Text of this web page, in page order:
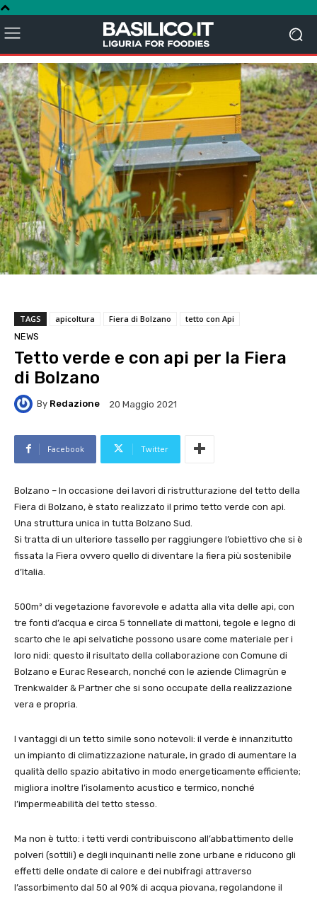
TAGS apicoltura Fiera di Bolzano
tetto con Api
NEWS
Tetto verde e con api per la Fiera
di Bolzano
By Redazione 20 Maggio 2021
Facebook Twitter
Bolzano – In occasione dei lavori di ristrutturazione del tetto della
Fiera di Bolzano, è stato realizzato il primo tetto verde con api.
Una struttura unica in tutta Bolzano Sud.
Si tratta di un ulteriore tassello per raggiungere l’obiettivo che si è
fissata la Fiera ovvero quello di diventare la fiera più sostenibile
d’Italia.
500m² di vegetazione favorevole e adatta alla vita delle api, con
tre fonti d’acqua e circa 5 tonnellate di mattoni, tegole e legno di
scarto che le api selvatiche possono usare come materiale per i
loro nidi: questo il risultato della collaborazione con Comune di
Bolzano e Eurac Research, nonché con le aziende Climagrün e
Trenkwalder & Partner che si sono occupate della realizzazione
vera e propria.
I vantaggi di un tetto simile sono notevoli: il verde è innanzitutto
un impianto di climatizzazione naturale, in grado di aumentare la
qualità dello spazio abitativo in modo energeticamente efficiente;
migliora inoltre l’isolamento acustico e termico, nonché
l’impermeabilità del tetto stesso.
Ma non è tutto: i tetti verdi contribuiscono all’abbattimento delle
polveri (sottili) e degli inquinanti nelle zone urbane e riducono gli
effetti delle ondate di calore e dei nubifragi attraverso
l’assorbimento dal 50 al 90% di acqua piovana, regolandone il